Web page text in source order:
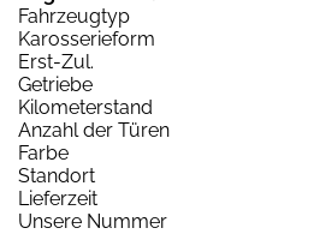
Fahrzeugtyp
Karosserieform
Erst-Zul.
Getriebe
Kilometerstand
Anzahl der Türen
Farbe
Standort
Lieferzeit
Unsere Nummer